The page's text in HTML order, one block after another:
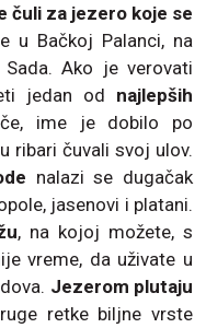
čuli za jezero koje se
u Bačkoj Palanci, na
Ako je verovati
jedan od najlepših
ime je dobilo po
ribari čuvali svoj ulov.
nalazi se dugačak
jasenovi i platani.
, na kojoj možete, s
vreme, da uživate u
Jezerom plutaju
retke biljne vrste